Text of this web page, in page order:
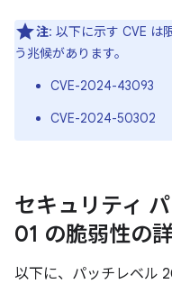
注: 以下に示す CVE は
う兆候があります。
CVE-2024-43093
CVE-2024-50302
セキュリティ
01 の脆弱性の
以下に、パッチレベル